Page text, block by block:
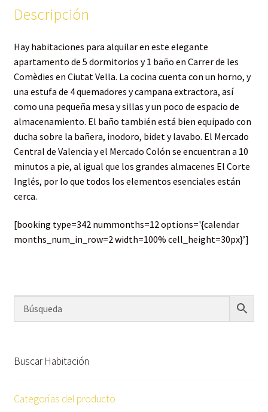
Descripción
Hay habitaciones para alquilar en este elegante
apartamento de 5 dormitorios y 1 baño en Carrer de les
Comèdies en Ciutat Vella. La cocina cuenta con un horno, y
una estufa de 4 quemadores y campana extractora, así
como una pequeña mesa y sillas y un poco de espacio de
almacenamiento. El baño también está bien equipado con
ducha sobre la bañera, inodoro, bidet y lavabo. El Mercado
Central de Valencia y el Mercado Colón se encuentran a 10
minutos a pie, al igual que los grandes almacenes El Corte
Inglés, por lo que todos los elementos esenciales están
cerca.
[booking type=342 nummonths=12 options='{calendar
months_num_in_row=2 width=100% cell_height=30px}’]
Buscar Habitación
Categorías del producto